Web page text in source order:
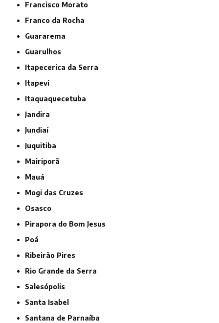
Francisco Morato
Franco da Rocha
Guararema
Guarulhos
Itapecerica da Serra
Itapevi
Itaquaquecetuba
Jandira
Jundiaí
Juquitiba
Mairiporã
Mauá
Mogi das Cruzes
Osasco
Pirapora do Bom Jesus
Poá
Ribeirão Pires
Rio Grande da Serra
Salesópolis
Santa Isabel
Santana de Parnaíba